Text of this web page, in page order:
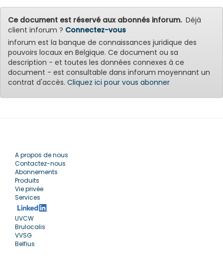
Ce document est réservé aux abonnés inforum.Déjà
client inforum ? Connectez-vous
inforum est la banque de connaissances juridique des
pouvoirs locaux en Belgique. Ce document ou sa
description - et toutes les données connexes à ce
document - est consultable dans inforum moyennant un
contrat d'accès. Cliquez ici pour vous abonner
A propos de nous
Contactez-nous
Abonnements
Produits
Vie privée
Services
UVCW
Brulocalis
VVSG
Belfius